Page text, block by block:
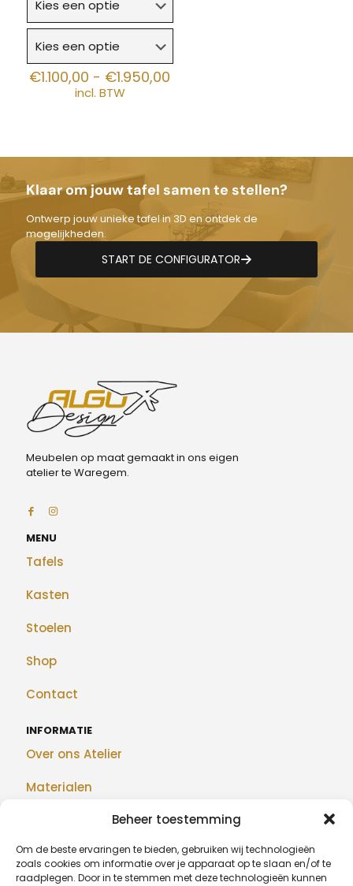
Beheer toestemming
Om de beste ervaringen te bieden, gebruiken wij technologieën
zoals cookies om informatie over je apparaat op te slaan en/of te
raadplegen. Door in te stemmen met deze technologieën kunnen
€1.100,00 - €1.950,00
incl. BTW
Klaar om jouw tafel samen te stellen?
Ontwerp jouw unieke tafel in 3D en ontdek de
mogelijkheden.
START DE CONFIGURATOR
Meubelen op maat gemaakt in ons eigen
atelier te Waregem.
MENU
Tafels
Kasten
Stoelen
Shop
Contact
INFORMATIE
Over ons Atelier
Materialen
Realisaties